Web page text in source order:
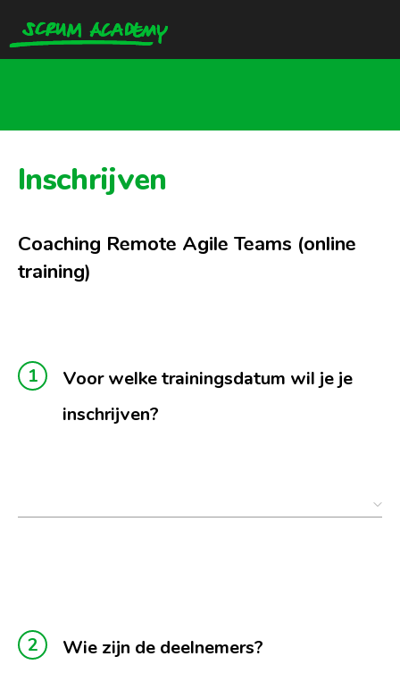
Inschrijven
Coaching Remote Agile Teams (online
training)
Voor welke trainingsdatum wil je je
inschrijven?
Wie zijn de deelnemers?